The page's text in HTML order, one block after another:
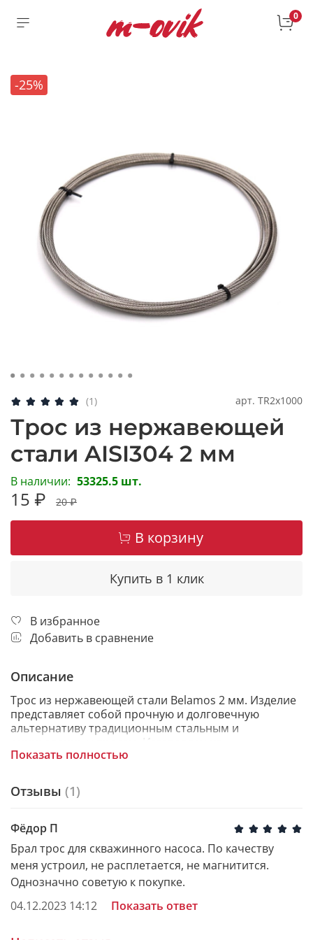
0
-25%
(1) арт. TR2x1000
Трос из нержавеющей
стали AISI304 2 мм
В наличии: 53325.5 шт.
15 ₽ 20 ₽
В корзину
Купить в 1 клик
В избранное
Добавить в сравнение
Описание
Трос из нержавеющей стали Belamos 2 мм. Изделие
представляет собой прочную и долговечную
альтернативу традиционным стальным и
оцинкованным тросам. Изготовлен из
высококачественной нержавеющей стали AISI304,
08Х18Н10. Трос обладает высоким уровнем
коррозионной стойкости, что делает его
условиях и областях применения.
КОНСТРУКТИВНЫЕ ОСОБЕННОСТИ
• Долговечность: Благодаря высококачественным
Показать полностью
Отзывы (1)
Фёдор П
Брал трос для скважинного насоса. По качеству
меня устроил, не расплетается, не магнитится.
Однозначно советую к покупке.
04.12.2023 14:12
Показать ответ